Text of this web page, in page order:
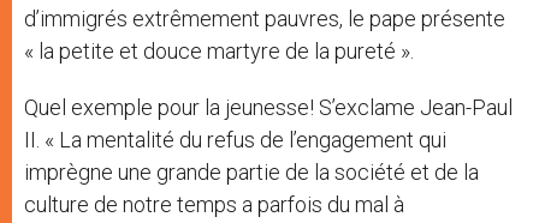
d’immigrés extrêmement pauvres, le pape présente
« la petite et douce martyre de la pureté ».
Quel exemple pour la jeunesse! S’exclame Jean-Paul
II. « La mentalité du refus de l’engagement qui
imprègne une grande partie de la société et de la
culture de notre temps a parfois du mal à